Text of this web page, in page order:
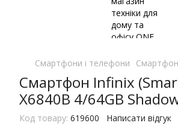
Смартфони і телефони
Смартфон Infinix
X6840B 4/64GB
Код товару: 619600 Написати відгук